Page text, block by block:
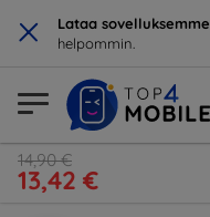
× Lataa sovelluksemme
helpommin.
14,90 €
13,42 €